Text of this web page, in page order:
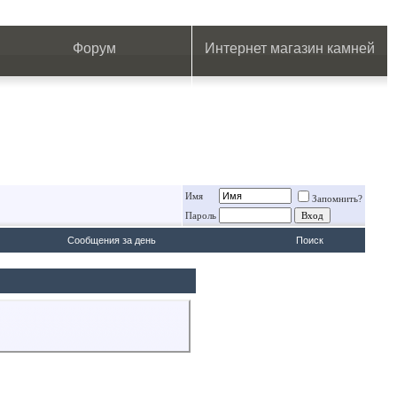
Форум Интернет магазин камней
Имя
Запомнить?
Пароль
Сообщения за день Поиск